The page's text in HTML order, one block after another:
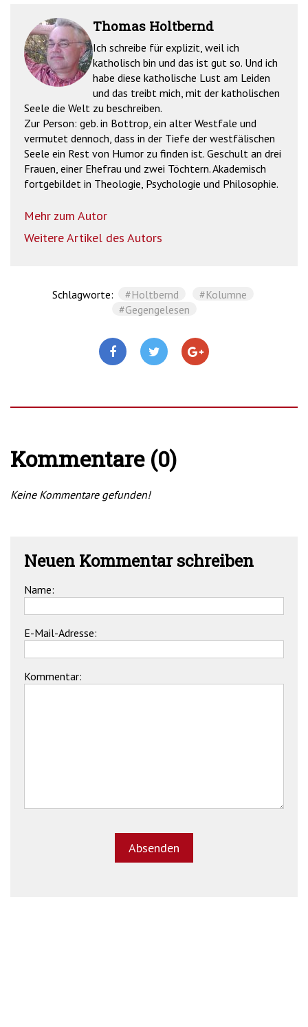
Thomas Holtbernd
Ich schreibe für explizit, weil ich
katholisch bin und das ist gut so. Und ich
habe diese katholische Lust am Leiden
und das treibt mich, mit der katholischen
Seele die Welt zu beschreiben.
Zur Person: geb. in Bottrop, ein alter Westfale und
vermutet dennoch, dass in der Tiefe der westfälischen
Seele ein Rest von Humor zu finden ist. Geschult an drei
Frauen, einer Ehefrau und zwei Töchtern. Akademisch
fortgebildet in Theologie, Psychologie und Philosophie.
Mehr zum Autor
Weitere Artikel des Autors
Schlagworte: #Holtbernd
#Kolumne
#Gegengelesen
Kommentare (0)
Keine Kommentare gefunden!
Neuen Kommentar schreiben
Name:
E-Mail-Adresse:
Kommentar: